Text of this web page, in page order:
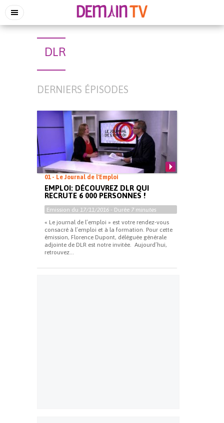
DLR
DERNIERS ÉPISODES
01 - Le Journal de l'Emploi
EMPLOI: DÉCOUVREZ DLR QUI
RECRUTE 6 000 PERSONNES !
Emission du 17/11/2016 - Durée 7 minutes
« Le journal de l’emploi » est votre rendez-vous
consacré à l’emploi et à la formation. Pour cette
émission, Florence Dupont, déléguée générale
adjointe de DLR est notre invitée. Aujourd’hui,
retrouvez...